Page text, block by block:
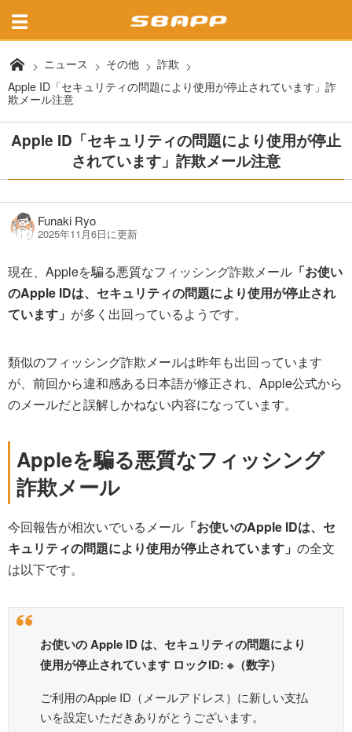
ニュース その他
詐欺
Apple ID「セキュリティの問題により使用が停止されています」詐
欺メール注意
Apple ID「セキュリティの問題により使用が停止
されています」詐欺メール注意
Funaki Ryo
2025年11月6日に更新
現在、Appleを騙る悪質なフィッシング詐欺メール 「お使い
のApple IDは、セキュリティの問題により使用が停止され
ています」 が多く出回っているようです。
類似のフィッシング詐欺メールは昨年も出回っています
が、前回から違和感ある日本語が修正され、Apple公式から
のメールだと誤解しかねない内容になっています。
Appleを騙る悪質なフィッシング
詐欺メール
今回報告が相次いでいるメール 「お使いのApple IDは、セ
キュリティの問題により使用が停止されています」 の全文
は以下です。
お使いの Apple ID は、セキュリティの問題により
使用が停止されています ロックID: ※（数字）
ご利用のApple ID（メールアドレス）に新しい支払
いを設定いただきありがとうございます。